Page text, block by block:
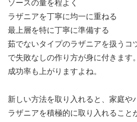
ソースの量を程よく
ラザニアを丁寧に均一に重ねる
最上層を特に丁寧に準備する
茹でないタイプのラザニアを扱うコ
で失敗なしの作り方が身に付きます
成功率も上がりますよね。
新しい方法を取り入れると、家庭や
ラザニアを積極的に取り入れること